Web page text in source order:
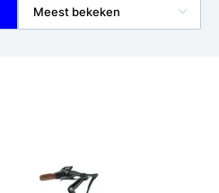
Meest bekeken